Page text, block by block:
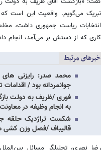
تبریک می‌گویم. واقعیت این است
انتخابات ریاست جمهوری داشت،
کاری که از دستش بر می‌آمد، انجام
خبرهای مرتبط
محمد صدر: رایزنی
جوانمردانه بود / اقدامات
فوری /ظریف به دولت
به انجام وظیفه در
شکست تراژدیک حلقه
قالیباف /فصل وزن‌ کشی‌
رضا نصری، تحلیلگر مسائل